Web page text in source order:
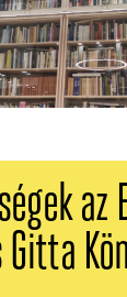
az
Gitta